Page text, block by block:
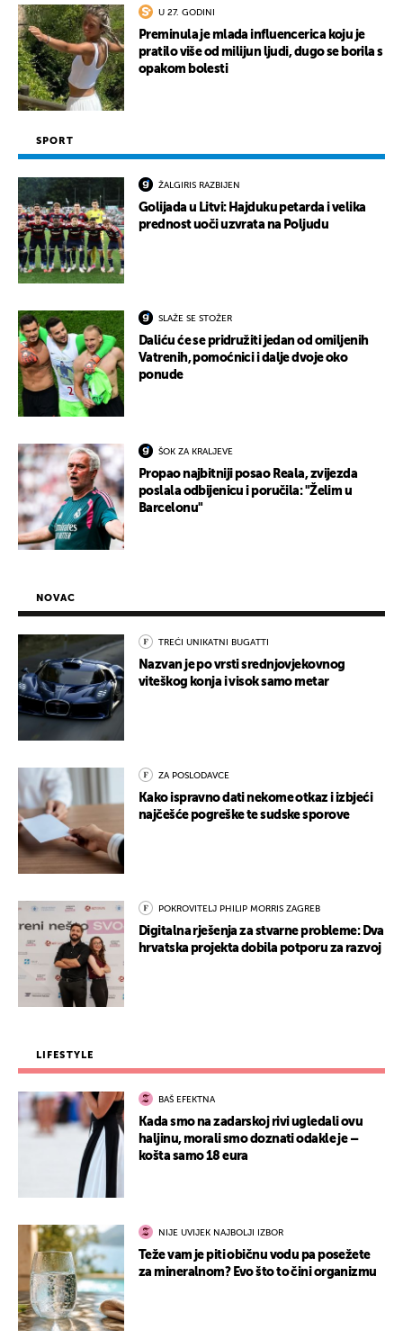
U 27. GODINI
Preminula je mlada influencerica koju je
pratilo više od milijun ljudi, dugo se borila s
opakom bolesti
SPORT
ŽALGIRIS RAZBIJEN
Golijada u Litvi: Hajduku petarda i velika
prednost uoči uzvrata na Poljudu
SLAŽE SE STOŽER
Daliću će se pridružiti jedan od omiljenih
Vatrenih, pomoćnici i dalje dvoje oko
ponude
ŠOK ZA KRALJEVE
Propao najbitniji posao Reala, zvijezda
poslala odbijenicu i poručila: "Želim u
Barcelonu"
NOVAC
TREĆI UNIKATNI BUGATTI
Nazvan je po vrsti srednjovjekovnog
viteškog konja i visok samo metar
ZA POSLODAVCE
Kako ispravno dati nekome otkaz i izbjeći
najčešće pogreške te sudske sporove
POKROVITELJ PHILIP MORRIS ZAGREB
Digitalna rješenja za stvarne probleme: Dva
hrvatska projekta dobila potporu za razvoj
LIFESTYLE
BAŠ EFEKTNA
Kada smo na zadarskoj rivi ugledali ovu
haljinu, morali smo doznati odakle je –
košta samo 18 eura
NIJE UVIJEK NAJBOLJI IZBOR
Teže vam je piti običnu vodu pa posežete
za mineralnom? Evo što to čini organizmu